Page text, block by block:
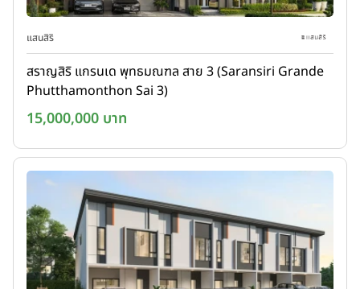
แสนสิริ
สราญสิริ แกรนเด พุทธมณฑล สาย 3 (Saransiri Grande
Phutthamonthon Sai 3)
15,000,000 บาท